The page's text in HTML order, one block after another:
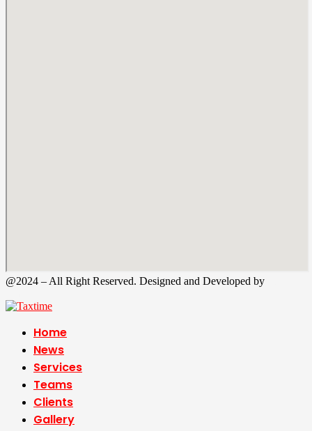
@2024 – All Right Reserved. Designed and Developed by
Home
News
Services
Teams
Clients
Gallery